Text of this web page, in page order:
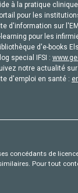
à la pratique
pour les
d'information sur
learning pour les
d'e-books
special IFSI :
notre actualité
d'emploi en santé :
concédants de
Pour tout